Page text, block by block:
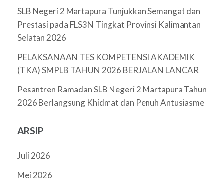
SLB Negeri 2 Martapura Tunjukkan Semangat dan
Prestasi pada FLS3N Tingkat Provinsi Kalimantan
Selatan 2026
PELAKSANAAN TES KOMPETENSI AKADEMIK
(TKA) SMPLB TAHUN 2026 BERJALAN LANCAR
Pesantren Ramadan SLB Negeri 2 Martapura Tahun
2026 Berlangsung Khidmat dan Penuh Antusiasme
ARSIP
Juli 2026
Mei 2026